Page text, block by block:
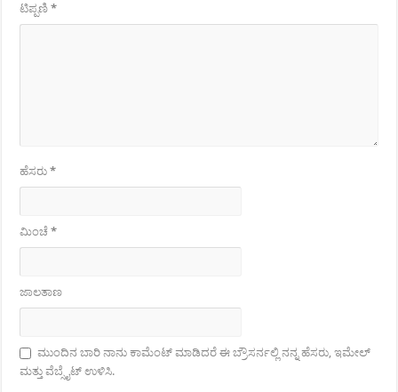
ಟಿಪ್ಪಣಿ*
ಹೆಸರು*
ಮಿಂಚೆ*
ಜಾಲತಾಣ
ಮುಂದಿನ ಬಾರಿ ನಾನು ಕಾಮೆಂಟ್ ಮಾಡಿದರೆ ಈ ಬ್ರೌಸರ್ನಲ್ಲಿ ನನ್ನ ಹೆಸರು, ಇಮೇಲ್
ಮತ್ತು ವೆಬ್ಸೈಟ್ ಉಳಿಸಿ.